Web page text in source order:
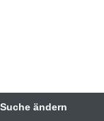
Suche ändern